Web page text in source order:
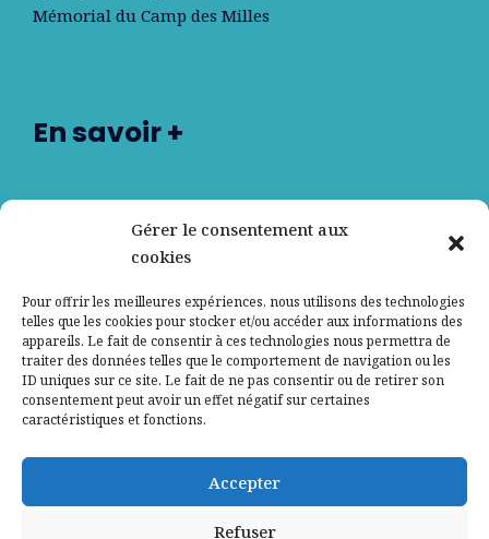
Gérer le consentement aux
cookies
Pour offrir les meilleures expériences, nous utilisons des technologies
telles que les cookies pour stocker et/ou accéder aux informations des
appareils. Le fait de consentir à ces technologies nous permettra de
traiter des données telles que le comportement de navigation ou les
ID uniques sur ce site. Le fait de ne pas consentir ou de retirer son
consentement peut avoir un effet négatif sur certaines
caractéristiques et fonctions.
Accepter
Refuser
Mémorial du Camp des Milles
En savoir +
Nos partenaires
Contactez-nous
Mentions légales